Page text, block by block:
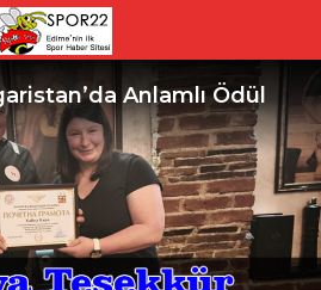
Anlamlı Ödül